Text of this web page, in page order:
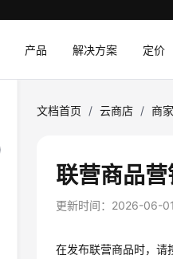
产品 解决方案 定价
文档首页 / 云商店 / 商
联营商品
更新时间： 2026-06-
在发布联营商品时，请